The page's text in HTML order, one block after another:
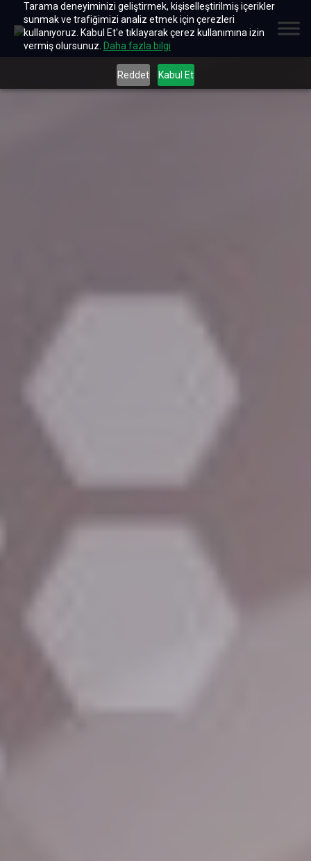
Tarama deneyiminizi geliştirmek, kişiselleştirilmiş içerikler
sunmak ve trafiğimizi analiz etmek için çerezleri
kullanıyoruz. Kabul Et'e tıklayarak çerez kullanımına izin
vermiş olursunuz. Daha fazla bilgi
Reddet Kabul Et